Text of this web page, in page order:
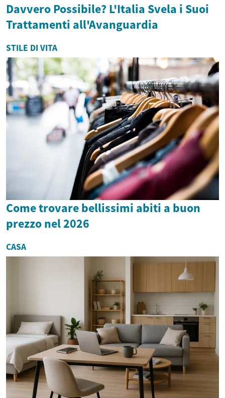
Davvero Possibile? L'Italia Svela i Suoi
Trattamenti all'Avanguardia
STILE DI VITA
Come trovare bellissimi abiti a buon
prezzo nel 2026
CASA